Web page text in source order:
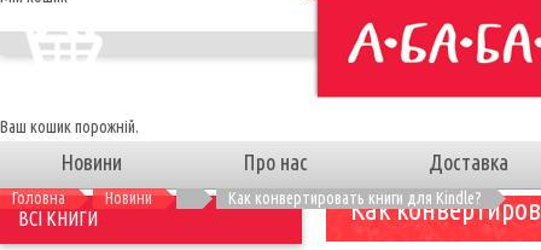
Ваш кошик порожній.
Новини Про нас Доставка
Головна Новини Как конвертировать книги для Kindle?
Как
ВСІ КНИГИ